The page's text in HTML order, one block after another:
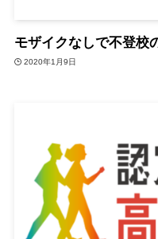
モザイクなしで不登校
2020年1月9日